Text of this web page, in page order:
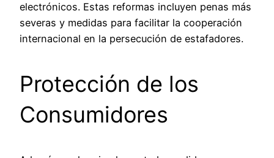
electrónicos. Estas reformas incluyen penas más
severas y medidas para facilitar la cooperación
internacional en la persecución de estafadores.
Protección de los
Consumidores